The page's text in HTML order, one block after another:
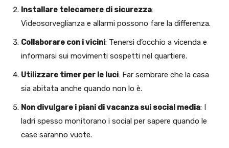
Installare telecamere di sicurezza:
Videosorveglianza e allarmi possono fare la differenza.
Collaborare con i vicini: Tenersi d’occhio a vicenda e
informarsi sui movimenti sospetti nel quartiere.
Utilizzare timer per le luci: Far sembrare che la casa
sia abitata anche quando non lo è.
Non divulgare i piani di vacanza sui social media: I
ladri spesso monitorano i social per sapere quando le
case saranno vuote.